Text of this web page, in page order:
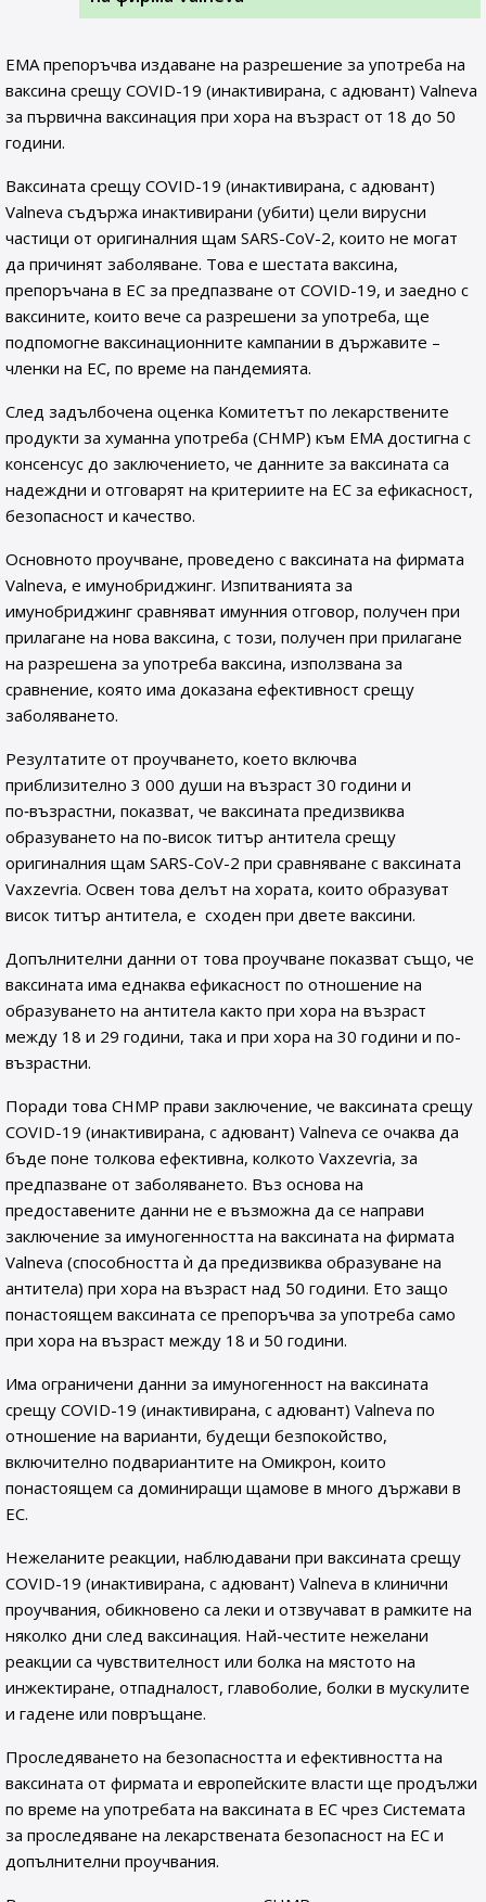
EMA препоръчва издаване на разрешение за употреба на
ваксина срещу COVID-19 (инактивирана, с адювант) Valneva
за първична ваксинация при хора на възраст от 18 до 50
години.
Ваксината срещу COVID-19 (инактивирана, с адювант)
Valneva съдържа инактивирани (убити) цели вирусни
частици от оригиналния щам SARS-CoV-2, които не могат
да причинят заболяване. Това е шестата ваксина,
препоръчана в ЕС за предпазване от COVID-19, и заедно с
ваксините, които вече са разрешени за употреба, ще
подпомогне ваксинационните кампании в държавите –
членки на ЕС, по време на пандемията.
След задълбочена оценка Комитетът по лекарствените
продукти за хуманна употреба (CHMP) към ЕМА достигна с
консенсус до заключението, че данните за ваксината са
надеждни и отговарят на критериите на ЕС за ефикасност,
безопасност и качество.
Основното проучване, проведено с ваксината на фирмата
Valneva, е имунобриджинг. Изпитванията за
имунобриджинг сравняват имунния отговор, получен при
прилагане на нова ваксина, с този, получен при прилагане
на разрешена за употреба ваксина, използвана за
сравнение, която има доказана ефективност срещу
заболяването.
Резултатите от проучването, което включва
приблизително 3 000 души на възраст 30 години и
по‑възрастни, показват, че ваксината предизвиква
образуването на по-висок титър антитела срещу
оригиналния щам SARS-CoV-2 при сравняване с ваксината
Vaxzevria. Освен това делът на хората, които образуват
висок титър антитела, е сходен при двете ваксини.
Допълнителни данни от това проучване показват също, че
ваксината има еднаква ефикасност по отношение на
образуването на антитела както при хора на възраст
между 18 и 29 години, така и при хора на 30 години и по-
възрастни.
Поради това CHMP прави заключение, че ваксината срещу
COVID-19 (инактивирана, с адювант) Valneva се очаква да
бъде поне толкова ефективна, колкото Vaxzevria, за
предпазване от заболяването. Въз основа на
предоставените данни не е възможна да се направи
заключение за имуногенността на ваксината на фирмата
Valneva (способността ѝ да предизвиква образуване на
антитела) при хора на възраст над 50 години. Ето защо
понастоящем ваксината се препоръчва за употреба само
при хора на възраст между 18 и 50 години.
Има ограничени данни за имуногенност на ваксината
срещу COVID-19 (инактивирана, с адювант) Valneva по
отношение на варианти, будещи безпокойство,
включително подвариантите на Омикрон, които
понастоящем са доминиращи щамове в много държави в
ЕС.
Нежеланите реакции, наблюдавани при ваксината срещу
COVID-19 (инактивирана, с адювант) Valneva в клинични
проучвания, обикновено са леки и отзвучават в рамките на
няколко дни след ваксинация. Най-честите нежелани
реакции са чувствителност или болка на мястото на
инжектиране, отпадналост, главоболие, болки в мускулите
и гадене или повръщане.
Проследяването на безопасността и ефективността на
ваксината от фирмата и европейските власти ще продължи
по време на употребата на ваксината в ЕС чрез Системата
за проследяване на лекарствената безопасност на ЕС и
допълнителни проучвания.